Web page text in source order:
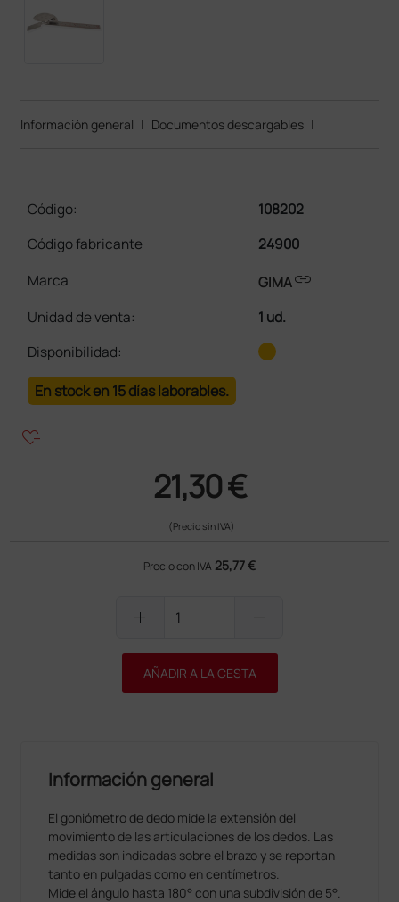
Información general | Documentos descargables |
Código:
108202
Código fabricante
24900
Marca
GIMAlink
Unidad de venta:
1 ud.
Disponibilidad:
En stock en 15 días laborables.
heart_plus
21,30 €
(Precio sin IVA)
Precio con IVA 25,77 €
add remove
AÑADIR A LA CESTA
Información general
El goniómetro de dedo mide la extensión del
movimiento de las articulaciones de los dedos. Las
medidas son indicadas sobre el brazo y se reportan
tanto en pulgadas como en centímetros.
Mide el ángulo hasta 180° con una subdivisión de 5°.